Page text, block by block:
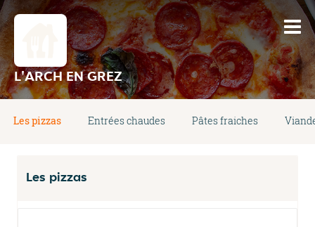
L'ARCH EN GREZ
Les pizzas Entrées chaudes Pâtes fraiches
Les pizzas